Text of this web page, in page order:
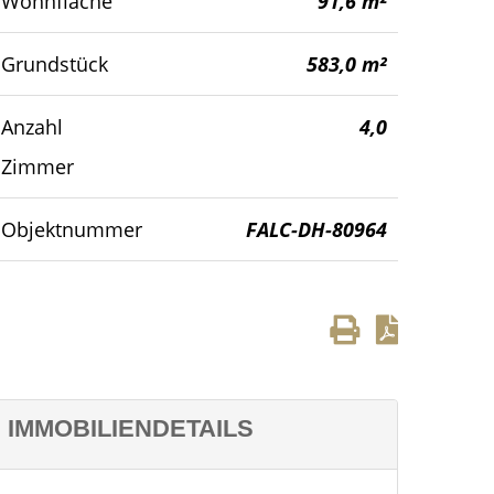
Grundstück 583,0 m²
Anzahl
Zimmer
4,0
Objektnummer FALC-DH-80964
IMMOBILIENDETAILS